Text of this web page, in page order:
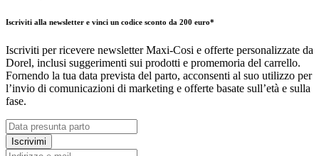
Iscriviti alla newsletter e vinci un codice sconto da 200 euro*
Iscriviti per ricevere newsletter Maxi-Cosi e offerte personalizzate da
Dorel, inclusi suggerimenti sui prodotti e promemoria del carrello.
Fornendo la tua data prevista del parto, acconsenti al suo utilizzo per
l’invio di comunicazioni di marketing e offerte basate sull’età e sulla
fase.
Iscrivimi